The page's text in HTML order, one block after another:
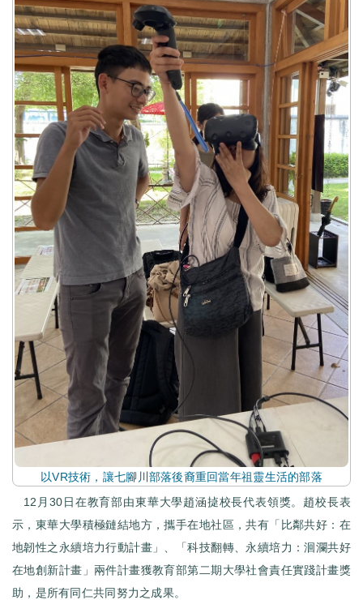
以VR技術，讓七腳川部落後裔重回當年祖靈生活的部落
12月30日在教育部由東華大學趙涵㨗校長代表領獎。趙校長表
示，東華大學積極鏈結地方，攜手在地社區，共有「比鄰共好：在
地韌性之永續培力行動計畫」、「科技翻轉、永續培力：洄瀾共好
在地創新計畫」兩件計畫獲教育部第二期大學社會責任實踐計畫獎
助，是所有同仁共同努力之成果。